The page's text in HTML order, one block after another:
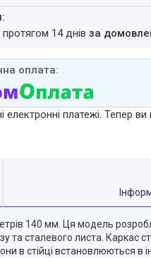
протягом 14 днів за
електронні платежі. Тепер
140 мм. Ця модель
та сталевого листа. Каркас
в стійці встановлюються в